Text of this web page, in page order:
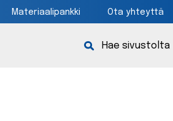
Materiaalipankki Ota yhteyttä